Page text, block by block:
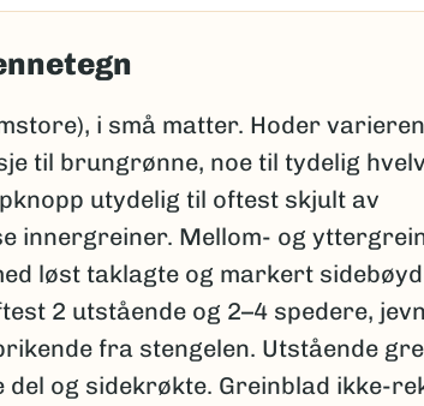
i små matter. Hoder
til brungrønne, noe til tydelig
utydelig til oftest skjult av
innergreiner. Mellom- og
løst taklagte og markert
2 utstående og 2–4 spedere,
fra stengelen. Utstående
del og sidekrøkte. Greinblad ikke-